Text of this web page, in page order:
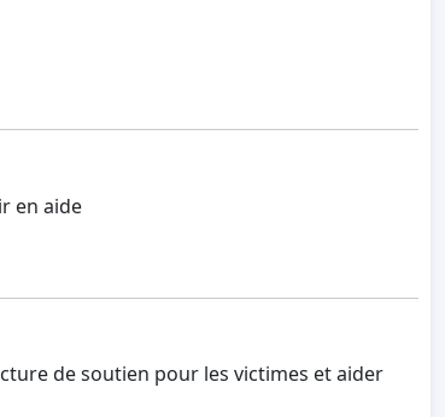
en aide
de soutien pour les victimes et aider